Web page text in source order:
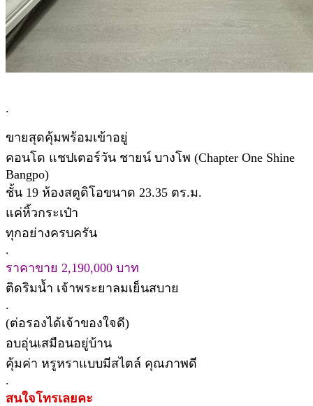
.
ขายสุดคุ้มพร้อมเข้าอยู่
คอนโด แชปเตอร์วัน ชายน์ บางโพ (Chapter One Shine
Bangpo)
ชั้น 19 ห้องสตูดิโอขนาด 23.35 ตร.ม.
แค่หิ้วกระเป๋า
ทุกอย่างครบครัน
.
ราคาขาย 2,190,000 บาท
ติดริมน้ำ เจ้าพระยาลมเย็นสบาย
.
(ต่อรองได้เจ้าของใจดี)
อบอุ่นเสมือนอยู่บ้าน
คุ้มค่า หรูหราแบบมีสไตล์ คุณภาพดี
.
สนใจโทรเลยคะ